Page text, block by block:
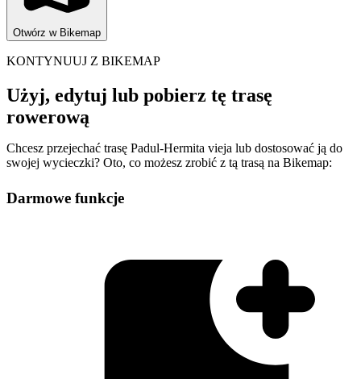
Otwórz w Bikemap
KONTYNUUJ Z BIKEMAP
Użyj, edytuj lub pobierz tę trasę
rowerową
Chcesz przejechać trasę Padul-Hermita vieja lub dostosować ją do
swojej wycieczki? Oto, co możesz zrobić z tą trasą na Bikemap:
Darmowe funkcje